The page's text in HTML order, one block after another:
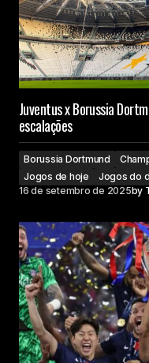
Juventus x Borussia
escalações
Borussia Dortmund
Jogos de hoje
Jogos do
16 de setembro de 2025by